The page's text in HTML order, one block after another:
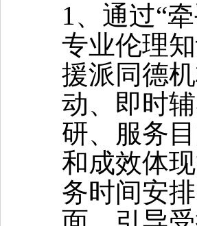
1、通过“
专业伦理
援派同德
动、即时
研、服务
和成效体
务时间安